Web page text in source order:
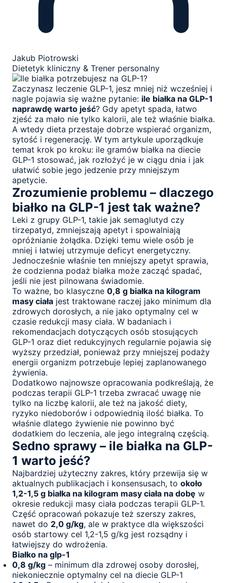
Jakub Piotrowski
Dietetyk kliniczny & Trener personalny
Zaczynasz leczenie GLP-1, jesz mniej niż wcześniej i
nagle pojawia się ważne pytanie: ile białka na GLP-1
naprawdę warto jeść? Gdy apetyt spada, łatwo
zjeść za mało nie tylko kalorii, ale też właśnie białka.
A wtedy dieta przestaje dobrze wspierać organizm,
sytość i regenerację. W tym artykule uporządkuje
temat krok po kroku: ile gramów białka na diecie
GLP-1 stosować, jak rozłożyć je w ciągu dnia i jak
ułatwić sobie jego jedzenie przy mniejszym
apetycie.
Zrozumienie problemu – dlaczego
białko na GLP-1 jest tak ważne?
Leki z grupy GLP-1, takie jak semaglutyd czy
tirzepatyd, zmniejszają apetyt i spowalniają
opróżnianie żołądka. Dzięki temu wiele osób je
mniej i łatwiej utrzymuje deficyt energetyczny.
Jednocześnie właśnie ten mniejszy apetyt sprawia,
że codzienna podaż białka może zacząć spadać,
jeśli nie jest pilnowana świadomie.
To ważne, bo klasyczne 0,8 g białka na kilogram
masy ciała jest traktowane raczej jako minimum dla
zdrowych dorosłych, a nie jako optymalny cel w
czasie redukcji masy ciała. W badaniach i
rekomendacjach dotyczących osób stosujących
GLP-1 oraz diet redukcyjnych regularnie pojawia się
wyższy przedział, ponieważ przy mniejszej podaży
energii organizm potrzebuje lepiej zaplanowanego
żywienia.
Dodatkowo najnowsze opracowania podkreślają, że
podczas terapii GLP-1 trzeba zwracać uwagę nie
tylko na liczbę kalorii, ale też na jakość diety,
ryzyko niedoborów i odpowiednią ilość białka. To
właśnie dlatego żywienie nie powinno być
dodatkiem do leczenia, ale jego integralną częścią.
Sedno sprawy – ile białka na GLP-
1 warto jeść?
Najbardziej użyteczny zakres, który przewija się w
aktualnych publikacjach i konsensusach, to około
1,2-1,5 g białka na kilogram masy ciała na dobę w
okresie redukcji masy ciała podczas terapii GLP-1.
Część opracowań pokazuje też szerszy zakres,
nawet do 2,0 g/kg, ale w praktyce dla większości
osób startowy cel 1,2-1,5 g/kg jest rozsądny i
łatwiejszy do wdrożenia.
Białko na glp-1
0,8 g/kg – minimum dla zdrowej osoby dorosłej,
niekoniecznie optymalny cel na diecie GLP-1